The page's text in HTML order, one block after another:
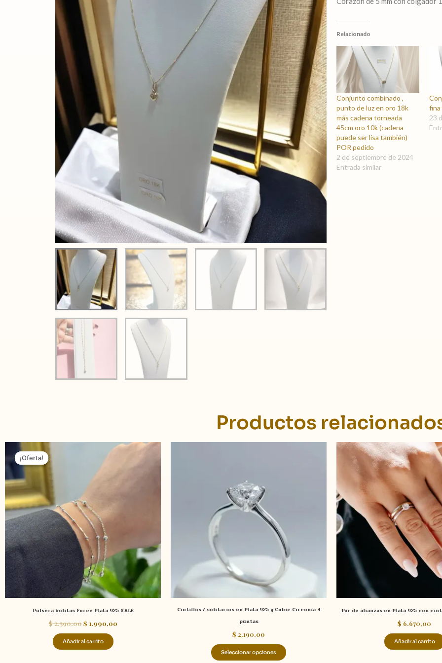
Relacionado
Conjunto combinado ,
punto de luz en oro 18k
más cadena torneada
45cm oro 10k (cadena
puede ser lisa también)
POR pedido
2 de septiembre de 2024
Entrada similar
fina
23
Productos
¡Oferta!
¡Oferta!
Pulsera bolitas Force Plata 925 SALE
$2.590,00
original
$ 2.590,00.
$ 1.990,00
El
Añadir al carrito
Cintillos / solitarios en Plata 925 y Cubic Circonia 4
puntas
$ 2.190,00
Seleccionar opciones
pueden
elegir
en
de
producto
Par de alianzas en Plata 925 con
$ 6.670,00
Añadir al carrito